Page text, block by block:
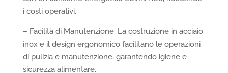
i costi operativi.
– Facilità di Manutenzione: La costruzione in acciaio
inox e il design ergonomico facilitano le operazioni
di pulizia e manutenzione, garantendo igiene e
sicurezza alimentare.